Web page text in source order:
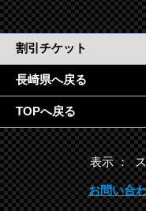
割引チケット
長崎県へ戻る
TOPへ戻る
表示 ：
お問い合